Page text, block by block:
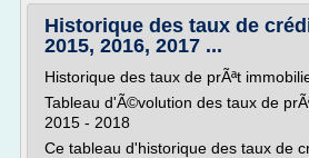
Historique des taux de
2015, 2016, 2017 ...
Historique des taux de prÃªt
Tableau d'Ã©volution des taux de
2015 - 2018
Ce tableau d'historique des taux de